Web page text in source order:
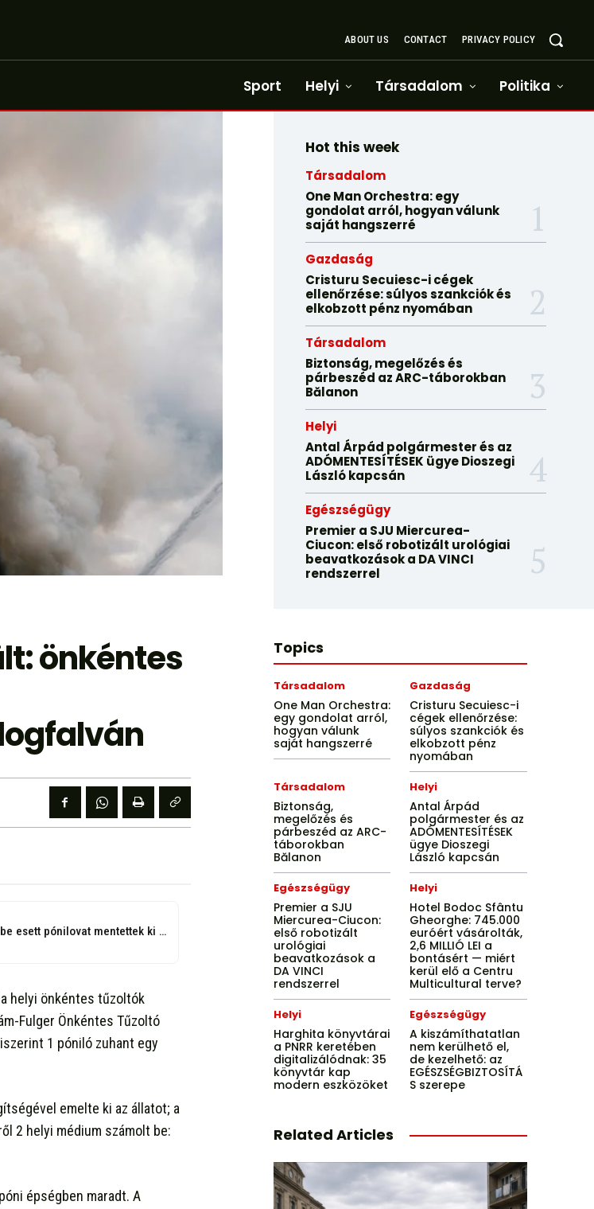
ABOUT US CONTACT PRIVACY POLICY
Sport Helyi Társadalom Politika
önkéntes
Emésztőgödörbe esett pónilovat mentettek ki a székelykeresztúri Önkéntes Tűzoltóegyesület tagjai Alsóboldogfalván
helyi önkéntes tűzoltók
Fulger Önkéntes Tűzoltó
1 póniló zuhant egy
emelte ki az állatot; a
2 helyi médium számolt be:
épségben maradt. A
Hot this week
Társadalom
One Man Orchestra: egy
gondolat arról, hogyan válunk
saját hangszerré
Gazdaság
Cristuru Secuiesc-i cégek
ellenőrzése: súlyos szankciók és
elkobzott pénz nyomában
Társadalom
Biztonság, megelőzés és
párbeszéd az ARC-táborokban
Bălanon
Helyi
Antal Árpád polgármester és az
ADÓMENTESÍTÉSEK ügye Dioszegi
László kapcsán
Egészségügy
Premier a SJU Miercurea-
Ciucon: első robotizált urológiai
beavatkozások a DA VINCI
rendszerrel
Topics
Társadalom
One Man Orchestra:
egy gondolat arról,
hogyan válunk
saját hangszerré
Gazdaság
Cristuru Secuiesc-i
cégek ellenőrzése:
súlyos szankciók és
elkobzott pénz
nyomában
Társadalom
Biztonság,
megelőzés és
párbeszéd az ARC-
táborokban
Bălanon
Helyi
Antal Árpád
polgármester és az
ADÓMENTESÍTÉSEK
ügye Dioszegi
László kapcsán
Egészségügy
Premier a SJU
Miercurea-Ciucon:
első robotizált
urológiai
beavatkozások a
DA VINCI
rendszerrel
Helyi
Hotel Bodoc Sfântu
Gheorghe: 745.000
euróért vásárolták,
2,6 MILLIÓ LEI a
bontásért — miért
kerül elő a Centru
Multicultural terve?
Helyi
Harghita könyvtárai
a PNRR keretében
digitalizálódnak: 35
könyvtár kap
modern eszközöket
Egészségügy
A kiszámíthatatlan
nem kerülhető el,
de kezelhető: az
EGÉSZSÉGBIZTOSÍTÁ
S szerepe
Related Articles